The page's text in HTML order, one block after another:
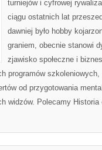
turniejów i cyfrowej
ciągu ostatnich lat
dawniej było hobby
graniem, obecnie stanowi
zjawisko społeczne i
programów
od przygotowania
widzów. Polecamy